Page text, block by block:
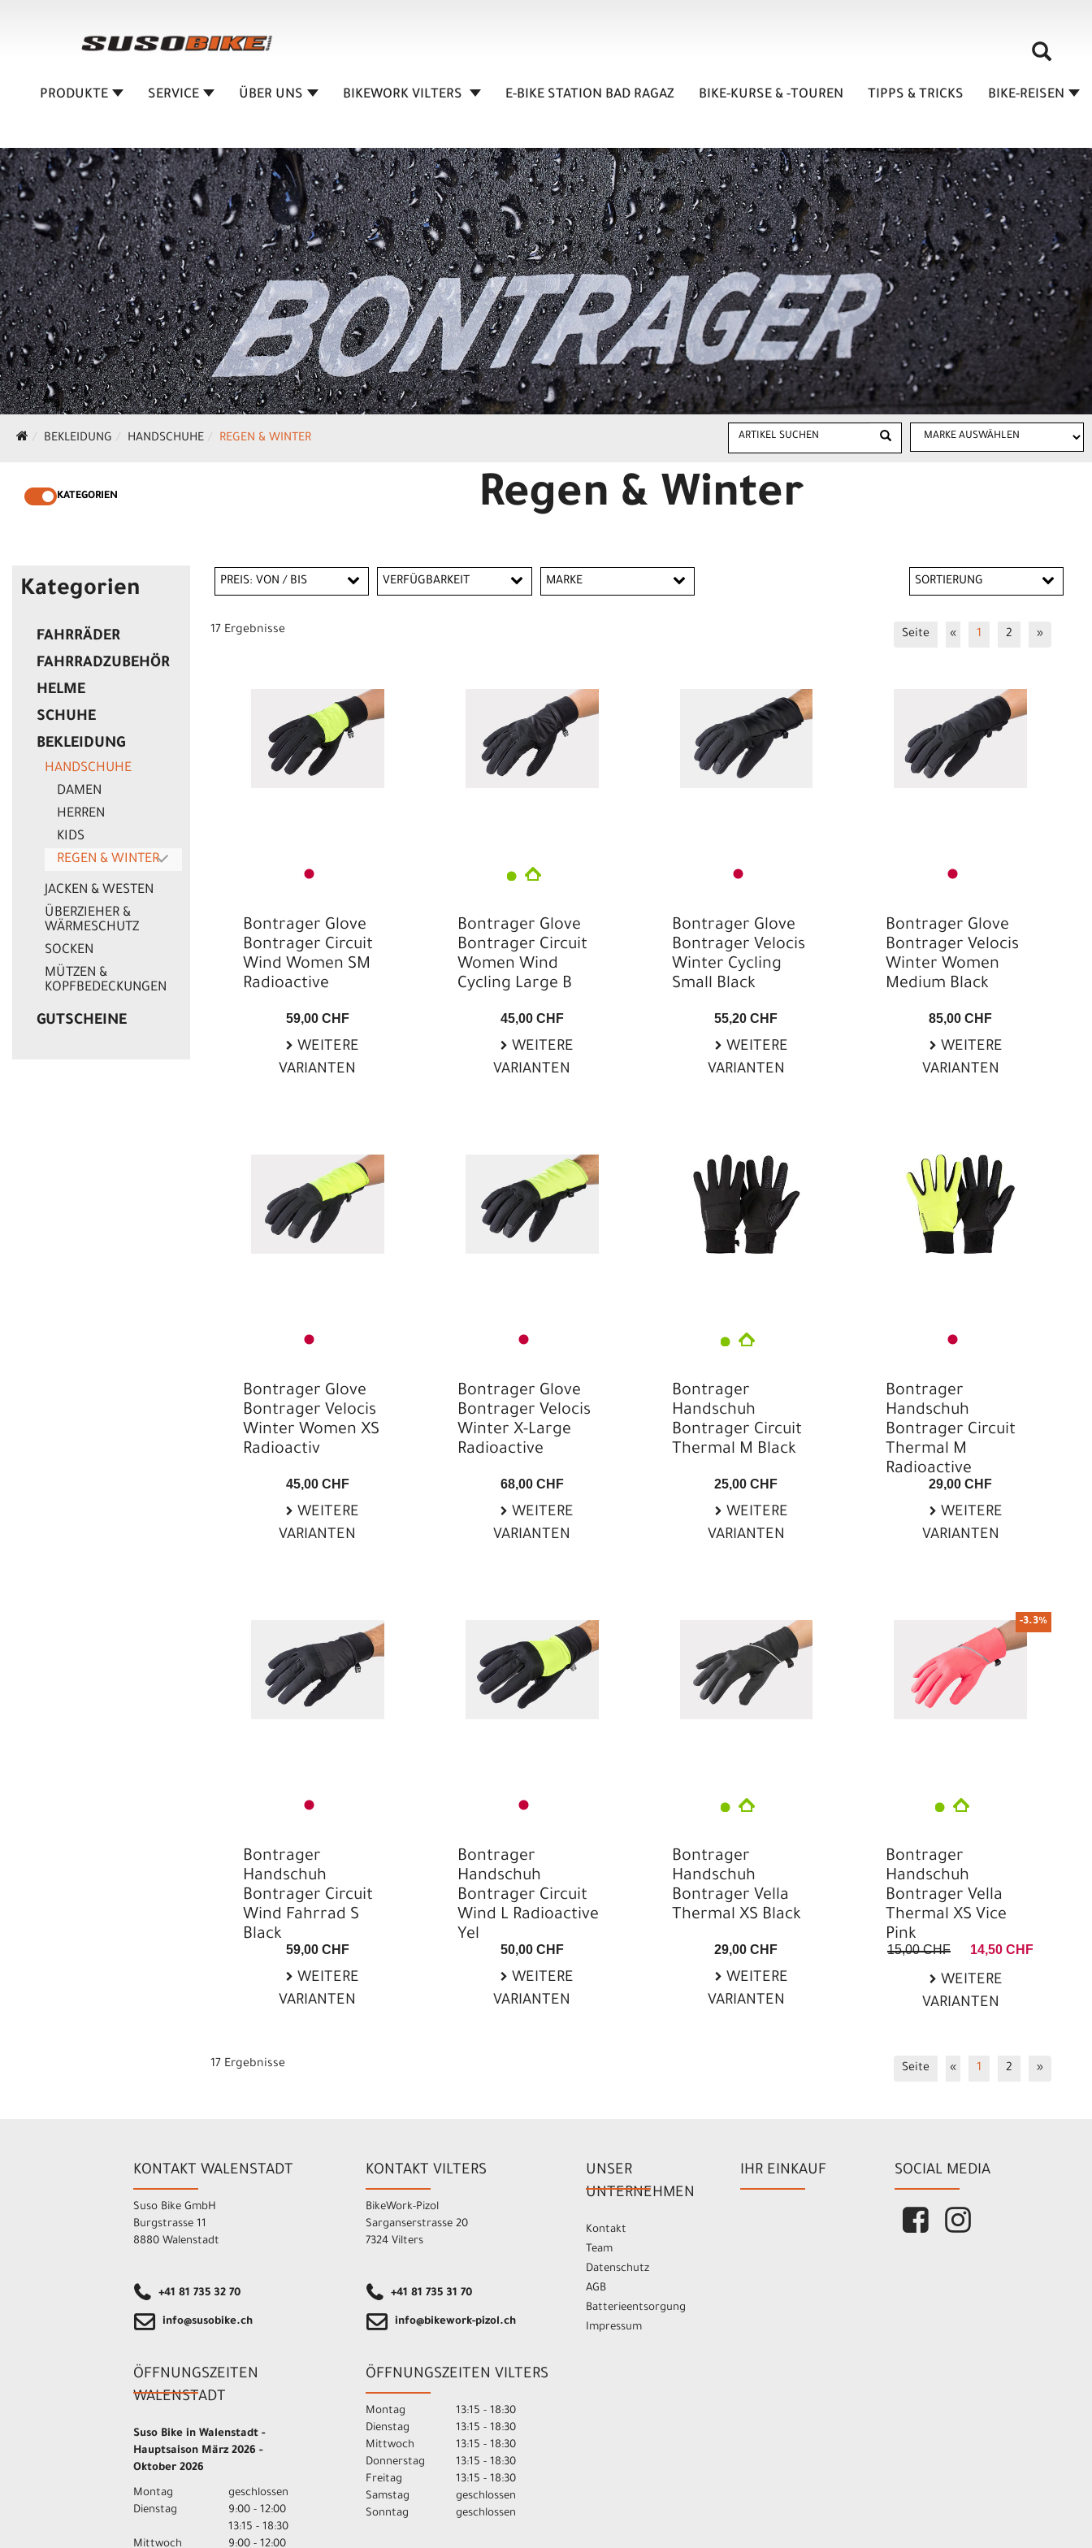
PRODUKTE SERVICE ÜBER UNS BIKEWORK VILTERS E-BIKE STATION BAD RAGAZ BIKE-KURSE & -TOUREN TIPPS & TRICKS BIKE-REISEN
BEKLEIDUNG HANDSCHUHE REGEN & WINTER
KATEGORIEN Regen & Winter
Kategorien
FAHRRÄDER
FAHRRADZUBEHÖR
HELME
SCHUHE
BEKLEIDUNG
HANDSCHUHE
DAMEN
HERREN
KIDS
REGEN & WINTER
JACKEN & WESTEN
ÜBERZIEHER &
WÄRMESCHUTZ
SOCKEN
MÜTZEN &
KOPFBEDECKUNGEN
GUTSCHEINE
SORTIERUNG
PREIS: VON / BIS VERFÜGBARKEIT MARKE
Seite « 1 2 »
17 Ergebnisse
Bontrager Glove
Bontrager Circuit
Wind Women SM
Radioactive
59,00 CHF
WEITERE
VARIANTEN
Bontrager Glove
Bontrager Circuit
Women Wind
Cycling Large B
45,00 CHF
WEITERE
VARIANTEN
Bontrager Glove
Bontrager Velocis
Winter Cycling
Small Black
55,20 CHF
WEITERE
VARIANTEN
Bontrager Glove
Bontrager Velocis
Winter Women
Medium Black
85,00 CHF
WEITERE
VARIANTEN
Bontrager Glove
Bontrager Velocis
Winter Women XS
Radioactiv
45,00 CHF
WEITERE
VARIANTEN
Bontrager Glove
Bontrager Velocis
Winter X-Large
Radioactive
68,00 CHF
WEITERE
VARIANTEN
Bontrager
Handschuh
Bontrager Circuit
Thermal M Black
25,00 CHF
WEITERE
VARIANTEN
Bontrager
Handschuh
Bontrager Circuit
Thermal M
Radioactive
29,00 CHF
WEITERE
VARIANTEN
Bontrager
Handschuh
Bontrager Circuit
Wind Fahrrad S
Black
59,00 CHF
WEITERE
VARIANTEN
Bontrager
Handschuh
Bontrager Circuit
Wind L Radioactive
Yel
50,00 CHF
WEITERE
VARIANTEN
Bontrager
Handschuh
Bontrager Vella
Thermal XS Black
29,00 CHF
WEITERE
VARIANTEN
-3.3%
Bontrager
Handschuh
Bontrager Vella
Thermal XS Vice
Pink
15,00 CHF 14,50 CHF
WEITERE
VARIANTEN
Seite « 1 2 »
17 Ergebnisse
KONTAKT WALENSTADT
Suso Bike GmbH
Burgstrasse 11
8880 Walenstadt
+41 81 735 32 70
info@susobike.ch
ÖFFNUNGSZEITEN
WALENSTADT
Suso Bike in Walenstadt -
Hauptsaison März 2026 -
Oktober 2026
Montag
geschlossen
Dienstag
9:00 - 12:00
13:15 - 18:30
Mittwoch
9:00 - 12:00
KONTAKT VILTERS
BikeWork-Pizol
Sarganserstrasse 20
7324 Vilters
+41 81 735 31 70
info@bikework-pizol.ch
ÖFFNUNGSZEITEN VILTERS
Montag
13:15 - 18:30
Dienstag
13:15 - 18:30
Mittwoch
13:15 - 18:30
Donnerstag
13:15 - 18:30
Freitag
13:15 - 18:30
Samstag
geschlossen
Sonntag
geschlossen
UNSER
UNTERNEHMEN
Kontakt
Team
Datenschutz
AGB
Batterieentsorgung
Impressum
IHR EINKAUF SOCIAL MEDIA